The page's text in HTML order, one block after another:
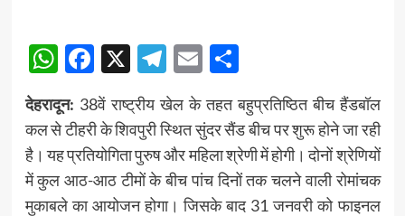
WhatsApp
Facebook
X Telegram
EmailShare
देहरादून: 38वें राष्ट्रीय खेल के तहत बहुप्रतिष्ठित बीच हैंडबॉल
कल से टीहरी के शिवपुरी स्थित सुंदर सैंड बीच पर शुरू होने जा रही
है। यह प्रतियोगिता पुरुष और महिला श्रेणी में होगी। दोनों श्रेणियों
में कुल आठ-आठ टीमों के बीच पांच दिनों तक चलने वाली रोमांचक
मुकाबले का आयोजन होगा। जिसके बाद 31 जनवरी को फाइनल